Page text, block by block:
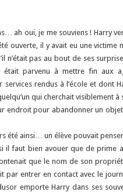
ah oui, je me souviens ! Harry
ouverte, il y avait eu une
n’était pas au bout de ses
était parvenu à mettre fin aux
rendus à l’école et dont
qui cherchait visiblement à
endroit pour abandonner un
été ainsi… un élève pouvait
il faut bien avouer que de prime
que le nom de son
par entrer en contact avec le
emporte Harry dans ses